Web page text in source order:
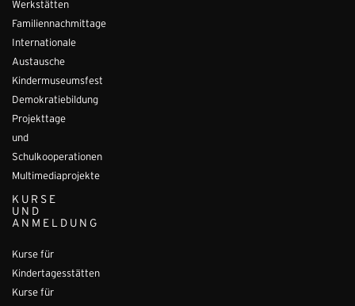
Werkstätten
Familiennachmittage
Internationale
Austausche
Kindermuseumsfest
Demokratiebildung
Projekttage
und
Schulkooperationen
Multimediaprojekte
KURSE
UND
ANMELDUNG
Kurse für
Kindertagesstätten
Kurse für